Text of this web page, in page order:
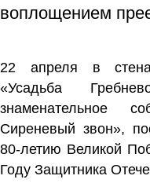
воплощением
22 апреля в
«Усадьба
знаменательное
Сиреневый звон»,
80-летию Великой
Году Защитника